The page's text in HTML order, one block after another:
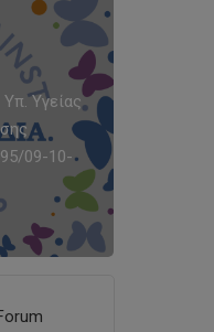
Υγείας
09-10-